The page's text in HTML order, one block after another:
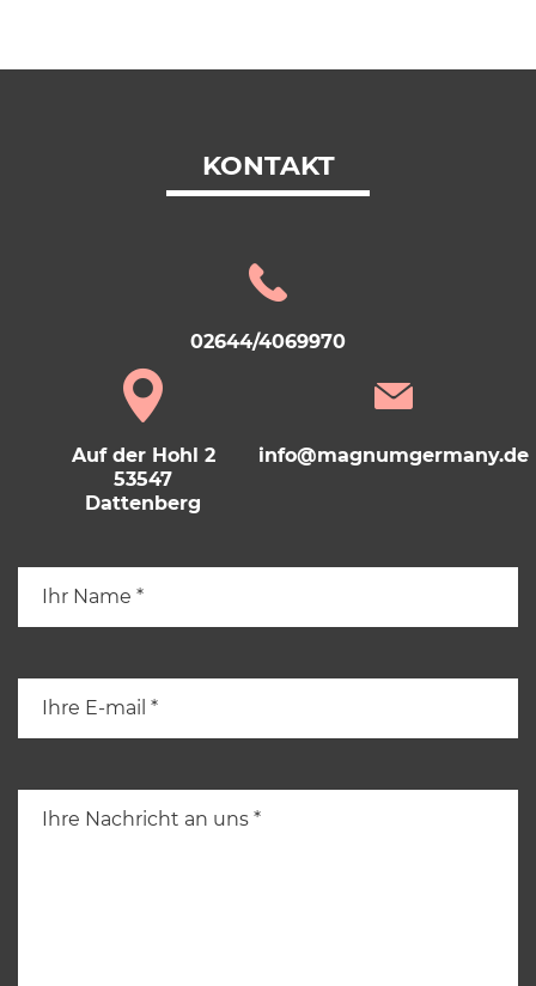
KONTAKT
02644/4069970
Auf der Hohl 2
53547
Dattenberg
info@magnumgermany.de